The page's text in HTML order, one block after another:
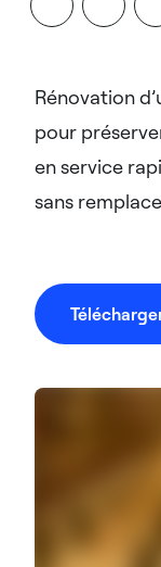
Rénovation
pour
en service
sans